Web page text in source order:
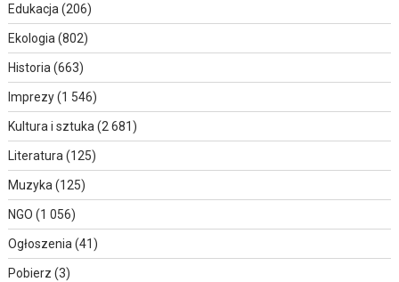
Edukacja (206)
Ekologia (802)
Historia (663)
Imprezy(1 546)
Kultura i sztuka (2 681)
Literatura (125)
Muzyka (125)
NGO (1 056)
Ogłoszenia (41)
Pobierz (3)